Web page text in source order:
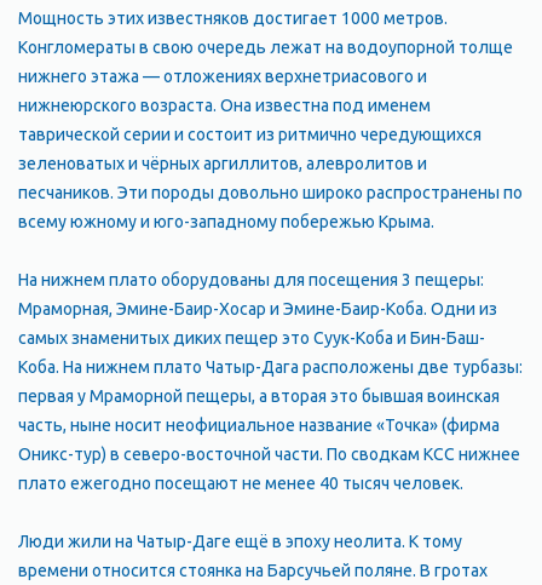
Мощность этих известняков достигает 1000 метров.
Конгломераты в свою очередь лежат на водоупорной толще
нижнего этажа — отложениях верхнетриасового и
нижнеюрского возраста. Она известна под именем
таврической серии и состоит из ритмично чередующихся
зеленоватых и чёрных аргиллитов, алевролитов и
песчаников. Эти породы довольно широко распространены по
всему южному и юго-западному побережью Крыма.
На нижнем плато оборудованы для посещения 3 пещеры:
Мраморная, Эмине-Баир-Хосар и Эмине-Баир-Коба. Одни из
самых знаменитых диких пещер это Суук-Коба и Бин-Баш-
Коба. На нижнем плато Чатыр-Дага расположены две турбазы:
первая у Мраморной пещеры, а вторая это бывшая воинская
часть, ныне носит неофициальное название «Точка» (фирма
Оникс-тур) в северо-восточной части. По сводкам КСС нижнее
плато ежегодно посещают не менее 40 тысяч человек.
Люди жили на Чатыр-Даге ещё в эпоху неолита. К тому
времени относится стоянка на Барсучьей поляне. В гротах